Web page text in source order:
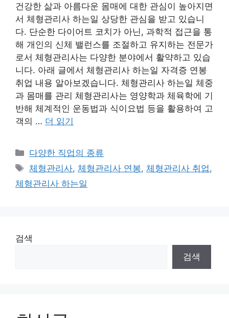
건강한 삶과 아름다운 몸매에 대한 관심이 높아지면
서 체형관리사 하는일 상당한 관심을 받고 있습니
다. 단순한 다이어트 코치가 아닌, 과학적 접근을 통
해 개인의 신체 밸런스를 조절하고 유지하는 전문가
로서 체형관리사는 다양한 분야에서 활약하고 있습
니다. 아래 글에서 체형관리사 하는일 자격증 연봉
취업 내용 알아보겠습니다. 체형관리사 하는일 체중
과 몸매를 관리 체형관리사는 영양학과 체육학에 기
반해 체계적인 운동법과 식이요법 등을 활용하여 고
객의 … 더 읽기
카
테
고
리
다양한 직업의 종류
태
그
체형관리사, 체형관리사 연봉, 체형관리사 취업 ,
체형관리사 하는일
검색
검색